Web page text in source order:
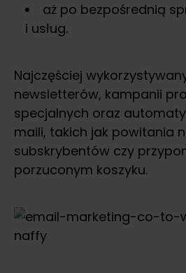
aż po bezpośrednią
i usług.
Najczęściej
newsletterów, kampanii
specjalnych oraz
maili, takich jak powitania
subskrybentów czy
porzuconym koszyku.